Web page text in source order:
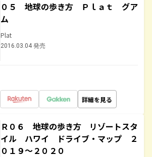
０５ 地球の歩き方 Ｐｌａｔ グア
ム
Plat
2016.03.04 発売
詳細を見る
Ｒ０６ 地球の歩き方 リゾートスタ
イル ハワイ ドライブ・マップ ２
０１９～２０２０